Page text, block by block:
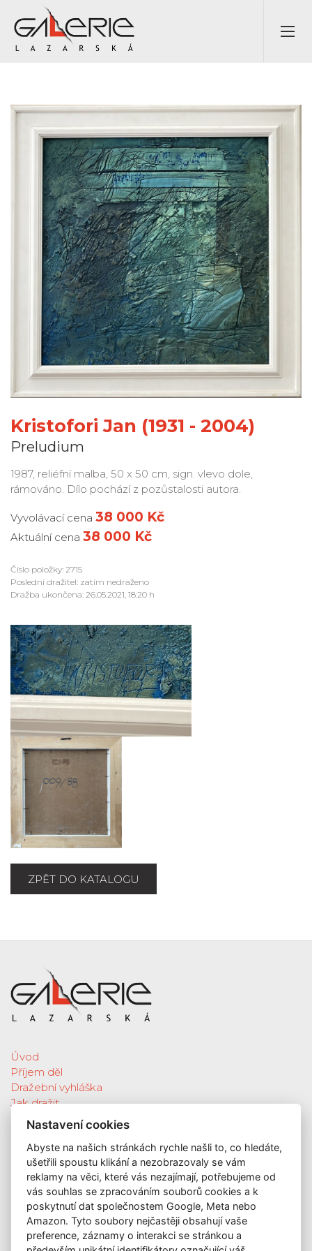
Kristofori Jan (1931 - 2004)
Preludium
1987, reliéfní malba, 50 x 50 cm, sign. vlevo dole,
rámováno. Dílo pochází z pozůstalosti autora.
Vyvolávací cena 38 000 Kč
Aktuální cena 38 000 Kč
Číslo položky: 2715
Poslední dražitel: zatím nedraženo
Dražba ukončena: 26.05.2021, 18:20 h
ZPĚT DO KATALOGU
Úvod
Příjem děl
Dražební vyhláška
Jak dražit
Galerie
Katalog vydražených děl
O nás
GDPR
Kontakt
KONTAKT
GALERIE LAZARSKÁ
Nastavení cookies
Abyste na našich stránkách rychle našli to, co hledáte,
ušetřili spoustu klikání a nezobrazovaly se vám
reklamy na věci, které vás nezajímají, potřebujeme od
vás souhlas se zpracováním souborů cookies a k
poskytnutí dat společnostem Google, Meta nebo
Amazon. Tyto soubory nejčastěji obsahují vaše
preference, záznamy o interakci se stránkou a